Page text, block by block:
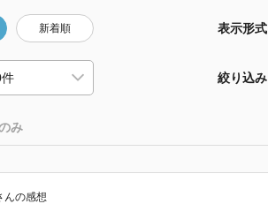
新着順 表示形式
絞り込み
み
んの感想